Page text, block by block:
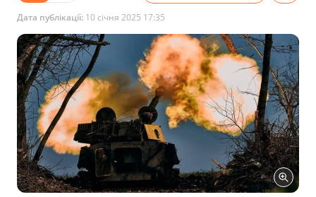
Дата публікації: 10 січня 2025 17:35